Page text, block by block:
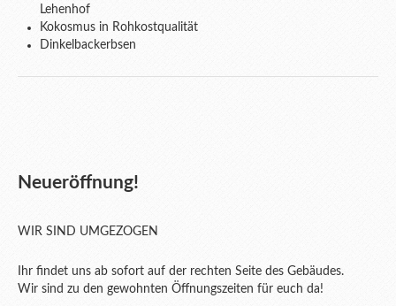
Lehenhof
Kokosmus in Rohkostqualität
Dinkelbackerbsen
Neueröffnung!
WIR SIND UMGEZOGEN
Ihr findet uns ab sofort auf der rechten Seite des Gebäudes.
Wir sind zu den gewohnten Öffnungszeiten für euch da!